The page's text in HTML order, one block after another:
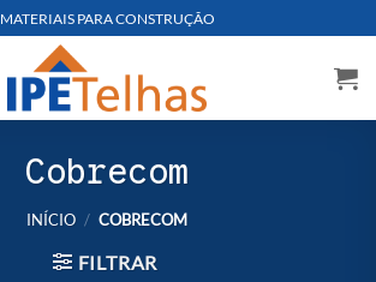
MATERIAIS PARA CONSTRUÇÃO
Cobrecom
INÍCIO / COBRECOM
FILTRAR